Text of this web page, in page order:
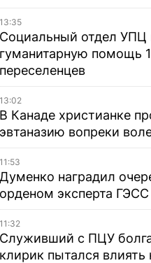
13:35
Социальный отдел УПЦ
гуманитарную помощь
переселенцев
13:02
В Канаде христианке
эвтаназию вопреки
11:53
Думенко наградил
орденом эксперта ГЭСС
11:32
Служивший с ПЦУ
клирик пытался